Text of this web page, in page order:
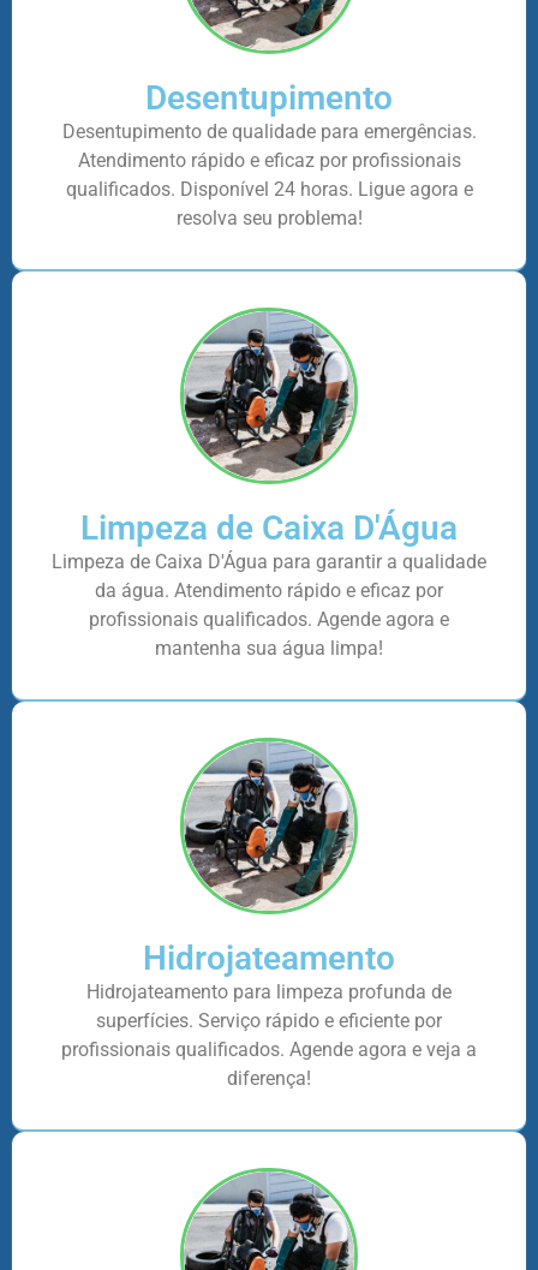
Desentupimento
Desentupimento de qualidade para emergências.
Atendimento rápido e eficaz por profissionais
qualificados. Disponível 24 horas. Ligue agora e
resolva seu problema!
Limpeza de Caixa D'Água
Limpeza de Caixa D'Água para garantir a qualidade
da água. Atendimento rápido e eficaz por
profissionais qualificados. Agende agora e
mantenha sua água limpa!
Hidrojateamento
Hidrojateamento para limpeza profunda de
superfícies. Serviço rápido e eficiente por
profissionais qualificados. Agende agora e veja a
diferença!